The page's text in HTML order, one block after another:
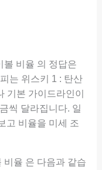
볼 비율 의 정답은
는 위스키 1 : 탄산
기본 가이드라인이
씩 달라집니다. 일
고 비율을 미세 조
비율 은 다음과 같습